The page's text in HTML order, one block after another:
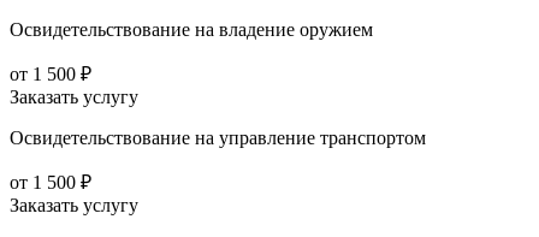
Освидетельствование на владение оружием
от 1 500 ₽
Заказать услугу
Освидетельствование на управление транспортом
от 1 500 ₽
Заказать услугу